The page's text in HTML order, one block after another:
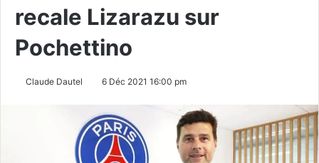
recale Lizarazu sur
Pochettino
Claude Dautel 6 Déc 2021 16:00 pm